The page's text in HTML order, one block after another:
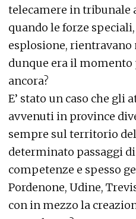
telecamere in tribunale
quando le forze
esplosione, rientravano
dunque era il
ancora?
E’ stato un caso che gli
avvenuti in province
sempre sul territorio del
determinato passaggi
competenze e spesso
Pordenone, Udine,
con in mezzo la